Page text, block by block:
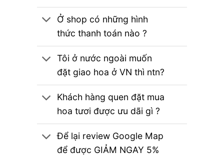
Ở shop có những hình
thức thanh toán nào ?
Tôi ở nước ngoài muốn
đặt giao hoa ở VN thì ntn?
Khách hàng quen đặt mua
hoa tươi được ưu dãi gì ?
Để lại review Google Map
để được GIẢM NGAY 5%